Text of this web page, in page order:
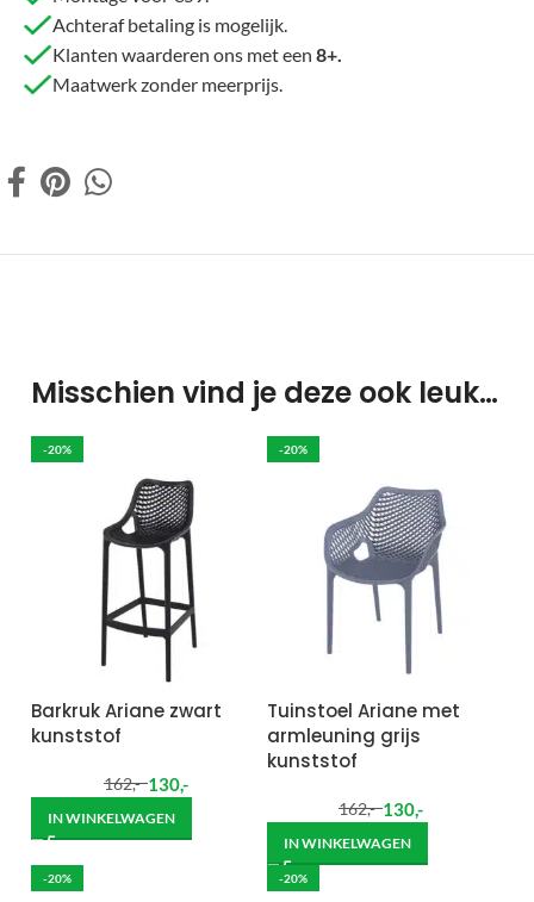
Achteraf betaling is mogelijk.
Klanten waarderen ons met een 8+.
Maatwerk zonder meerprijs.
Misschien vind je deze ook leuk…
-20%
Barkruk Ariane zwart
kunststof
162,- 130,-
IN WINKELWAGEN
-20%
Tuinstoel Ariane met
armleuning grijs
kunststof
162,- 130,-
IN WINKELWAGEN
-20% -20%